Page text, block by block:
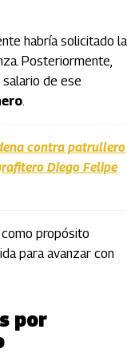
habría solicitado la
Posteriormente,
de ese
.
contra patrullero
Diego Felipe
propósito
para avanzar con
por